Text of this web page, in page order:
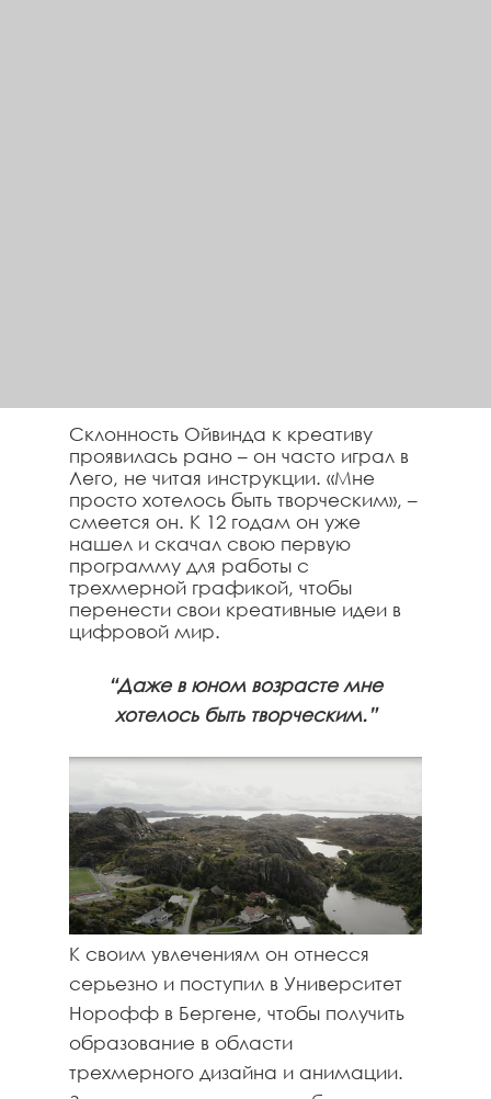
Склонность Ойвинда к креативу
проявилась рано – он часто играл в
Лего, не читая инструкции. «Мне
просто хотелось быть творческим», –
смеется он. К 12 годам он уже
нашел и скачал свою первую
программу для работы с
трехмерной графикой, чтобы
перенести свои креативные идеи в
цифровой мир.
“Даже в юном возрасте мне
хотелось быть творческим.”
К своим увлечениям он отнесся
серьезно и поступил в Университет
Норофф в Бергене, чтобы получить
образование в области
трехмерного дизайна и анимации.